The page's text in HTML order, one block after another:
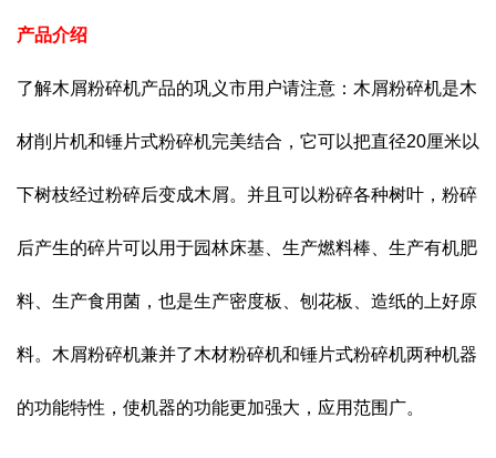
产品介绍
了解木屑粉碎机产品的巩义市用户请注意：木屑粉碎机是木
材削片机和锤片式粉碎机完美结合，它可以把直径20厘米以
下树枝经过粉碎后变成木屑。并且可以粉碎各种树叶，粉碎
后产生的碎片可以用于园林床基、生产燃料棒、生产有机肥
料、生产食用菌，也是生产密度板、刨花板、造纸的上好原
料。木屑粉碎机兼并了木材粉碎机和锤片式粉碎机两种机器
的功能特性，使机器的功能更加强大，应用范围广。